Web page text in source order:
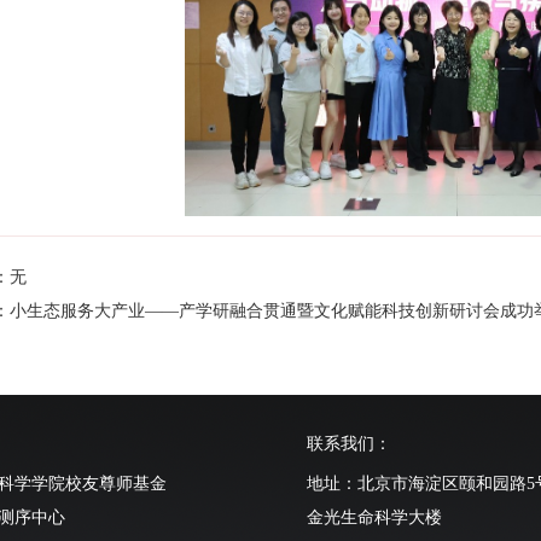
无
小生态服务大产业——产学研融合贯通暨文化赋能科技创新研讨会成功
学学院校友尊师基金
序中心
联系我们：
地址：北京市海淀区颐和园路5
金光生命科学大楼